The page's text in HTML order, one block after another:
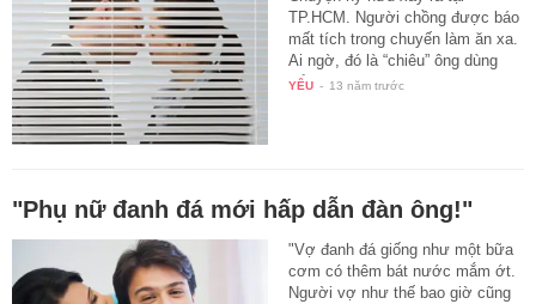
TP.HCM. Người chồng được báo
mất tích trong chuyến làm ăn xa.
Ai ngờ, đó là “chiêu” ông dùng
để…
YÊU - 13 năm trước
"Phụ nữ đanh đá mới hấp dẫn đàn ông!"
"Vợ đanh đá giống như một bữa
cơm có thêm bát nước mắm ớt.
Người vợ như thế bao giờ cũng